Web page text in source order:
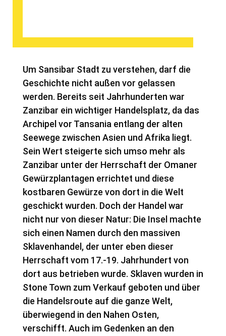
Um Sansibar Stadt zu verstehen, darf die
Geschichte nicht außen vor gelassen
werden. Bereits seit Jahrhunderten war
Zanzibar ein wichtiger Handelsplatz, da das
Archipel vor Tansania entlang der alten
Seewege zwischen Asien und Afrika liegt.
Sein Wert steigerte sich umso mehr als
Zanzibar unter der Herrschaft der Omaner
Gewürzplantagen errichtet und diese
kostbaren Gewürze von dort in die Welt
geschickt wurden. Doch der Handel war
nicht nur von dieser Natur: Die Insel machte
sich einen Namen durch den massiven
Sklavenhandel, der unter eben dieser
Herrschaft vom 17.-19. Jahrhundert von
dort aus betrieben wurde. Sklaven wurden in
Stone Town zum Verkauf geboten und über
die Handelsroute auf die ganze Welt,
überwiegend in den Nahen Osten,
verschifft. Auch im Gedenken an den